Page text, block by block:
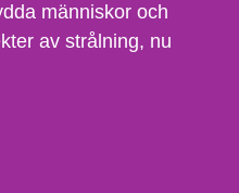
människor och
av strålning, nu